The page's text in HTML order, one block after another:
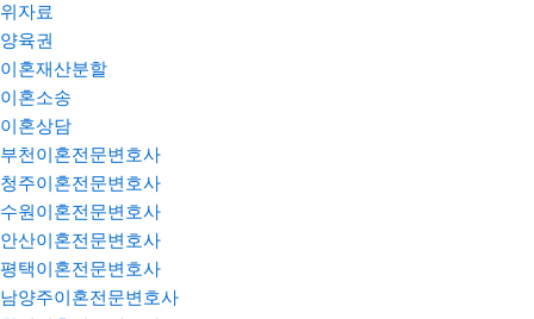
위자료
양육권
이혼재산분할
이혼소송
이혼상담
부천이혼전문변호사
청주이혼전문변호사
수원이혼전문변호사
안산이혼전문변호사
평택이혼전문변호사
남양주이혼전문변호사